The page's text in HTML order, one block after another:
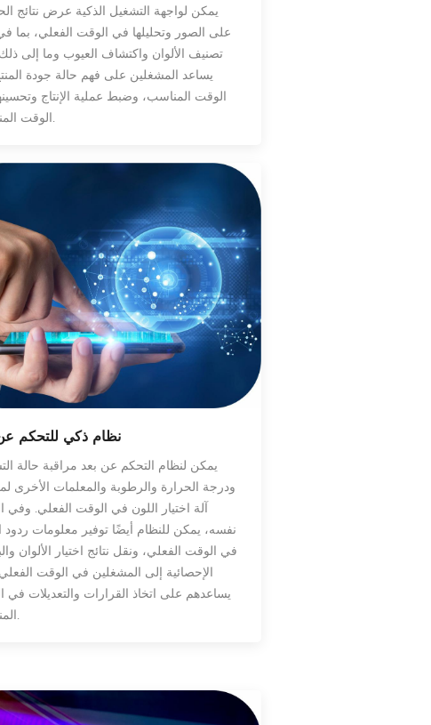
يمكن لواجهة التشغيل الذكية عرض نتائج
على الصور وتحليلها في الوقت الفعلي، بما
تصنيف الألوان واكتشاف العيوب وما إلى
يساعد المشغلين على فهم حالة جودة
الوقت المناسب، وضبط عملية الإنتاج
الوقت المناسب.
نظام ذكي للتحكم
يمكن لنظام التحكم عن بعد مراقبة حالة
ودرجة الحرارة والرطوبة والمعلمات الأخرى
آلة اختيار اللون في الوقت الفعلي. وفي
نفسه، يمكن للنظام أيضًا توفير معلومات ردود
في الوقت الفعلي، ونقل نتائج اختيار الألوان
الإحصائية إلى المشغلين في الوقت
يساعدهم على اتخاذ القرارات والتعديلات في
المناسب.